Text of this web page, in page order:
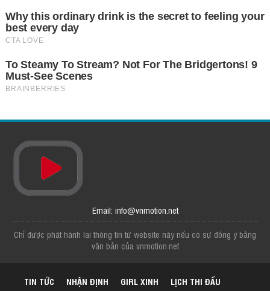
Email: info@vnmotion.net
Chỉ được phát hành lại thông tin từ website này nếu có sự đồng ý bằng
văn bản của vnmotion.net
TIN TỨC NHẬN ĐỊNH GIRL XINH LỊCH THI ĐẤU